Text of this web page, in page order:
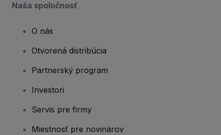
Naša spoločnosť
O nás
Otvorená distribúcia
Partnerský program
Investori
Servis pre firmy
Miestnosť pre novinárov